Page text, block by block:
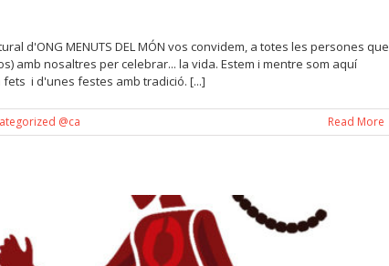
d'ONG MENUTS DEL MÓN vos convidem, a totes les persones que
amb nosaltres per celebrar... la vida. Estem i mentre som aquí
i d'unes festes amb tradició. [...]
@ca Read More